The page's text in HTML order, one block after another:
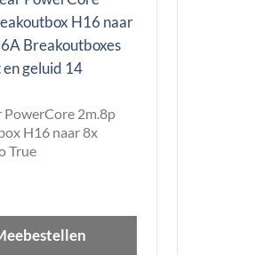
PowerCore 2m.8p
H16 naar 8x
True